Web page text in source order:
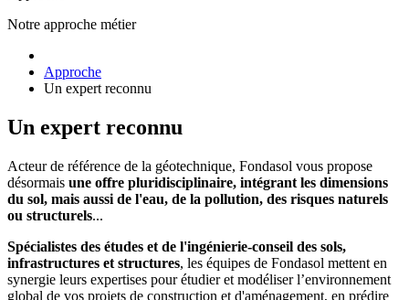
Notre approche métier
Approche
Un expert reconnu
Un expert reconnu
Acteur de référence de la géotechnique, Fondasol vous propose
désormais une offre pluridisciplinaire, intégrant les dimensions
du sol, mais aussi de l'eau, de la pollution, des risques naturels
ou structurels...
Spécialistes des études et de l'ingénierie-conseil des sols,
infrastructures et structures, les équipes de Fondasol mettent en
synergie leurs expertises pour étudier et modéliser l’environnement
global de vos projets de construction et d'aménagement, en prédire